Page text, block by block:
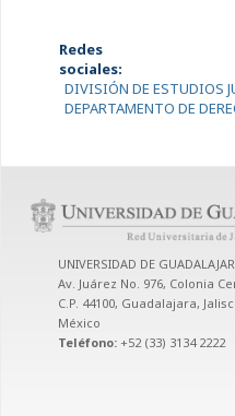
Redes
sociales:
DIVISIÓN DE ESTUDIOS
DEPARTAMENTO DE
UNIVERSIDAD DE
Av. Juárez No. 976, Colonia
C.P. 44100, Guadalajara,
México
Teléfono: +52 (33) 3134 2222